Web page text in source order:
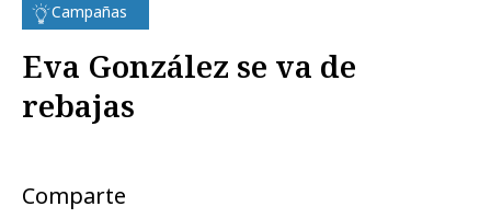
Campañas
Eva González se va de
rebajas
Comparte